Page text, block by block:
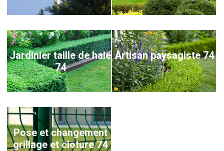
Jardinier taille de haie
74
Artisan paysagiste 74
Pose et changement
grillage et cloture 74